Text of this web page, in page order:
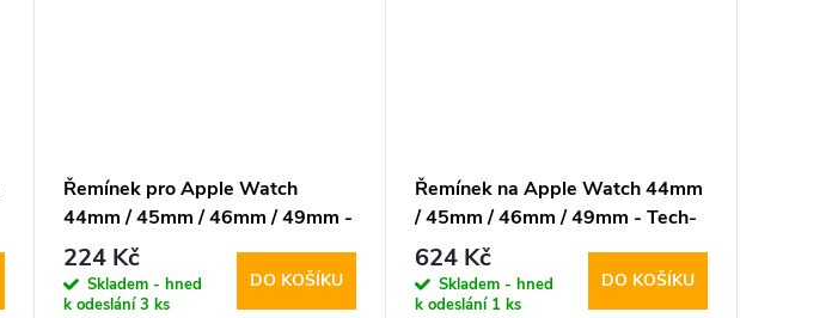
Řemínek pro Apple Watch
44mm / 45mm / 46mm / 49mm -
Hoco, WA15 Flexible Alfalfa
224 Kč
Skladem - hned
k odeslání3 ks
DO KOŠÍKU
Řemínek na Apple Watch 44mm
/ 45mm / 46mm / 49mm - Tech-
Protect, Milano Vanguard Black
624 Kč
Skladem - hned
k odeslání 1 ks
DO KOŠÍKU